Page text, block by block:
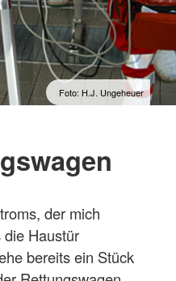
Foto: H.J. Ungeheuer
der mich
Haustür
bereits ein Stück